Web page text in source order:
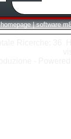
homepage | software